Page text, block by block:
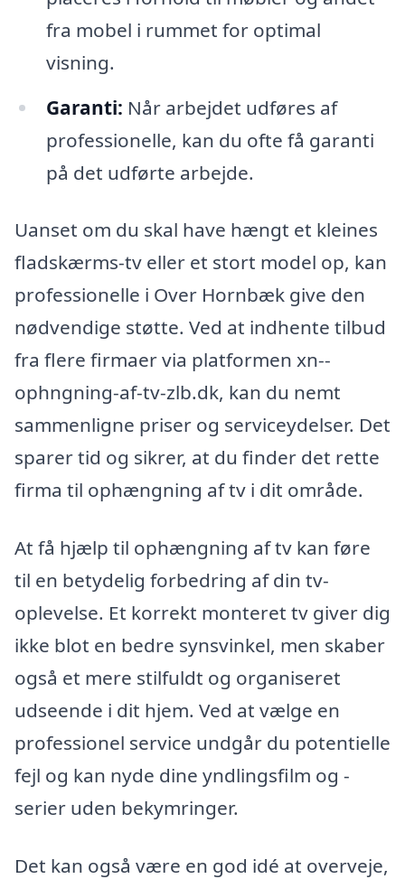
fra mobel i rummet for optimal
visning.
Garanti: Når arbejdet udføres af
professionelle, kan du ofte få garanti
på det udførte arbejde.
Uanset om du skal have hængt et kleines
fladskærms-tv eller et stort model op, kan
professionelle i Over Hornbæk give den
nødvendige støtte. Ved at indhente tilbud
fra flere firmaer via platformen xn--
ophngning-af-tv-zlb.dk, kan du nemt
sammenligne priser og serviceydelser. Det
sparer tid og sikrer, at du finder det rette
firma til ophængning af tv i dit område.
At få hjælp til ophængning af tv kan føre
til en betydelig forbedring af din tv-
oplevelse. Et korrekt monteret tv giver dig
ikke blot en bedre synsvinkel, men skaber
også et mere stilfuldt og organiseret
udseende i dit hjem. Ved at vælge en
professionel service undgår du potentielle
fejl og kan nyde dine yndlingsfilm og -
serier uden bekymringer.
Det kan også være en god idé at overveje,